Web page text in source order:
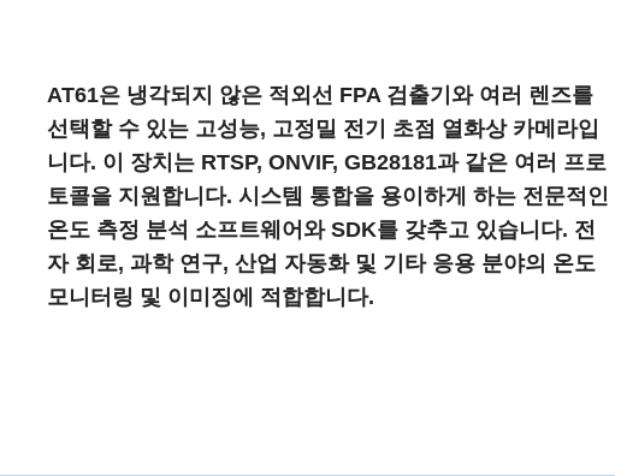
AT61은 냉각되지 않은 적외선 FPA 검출기와 여러 렌즈를
선택할 수 있는 고성능, 고정밀 전기 초점 열화상 카메라입
니다. 이 장치는 RTSP, ONVIF, GB28181과 같은 여러 프로
토콜을 지원합니다. 시스템 통합을 용이하게 하는 전문적인
온도 측정 분석 소프트웨어와 SDK를 갖추고 있습니다. 전
자 회로, 과학 연구, 산업 자동화 및 기타 응용 분야의 온도
모니터링 및 이미징에 적합합니다.